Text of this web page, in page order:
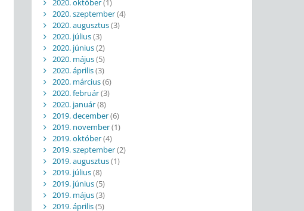
2020. október(1)
2020. szeptember(4)
2020. augusztus(3)
2020. július(3)
2020. június(2)
2020. május(5)
2020. április(3)
2020. március(6)
2020. február(3)
2020. január(8)
2019. december(6)
2019. november(1)
2019. október(4)
2019. szeptember(2)
2019. augusztus(1)
2019. július(8)
2019. június(5)
2019. május(3)
2019. április(5)